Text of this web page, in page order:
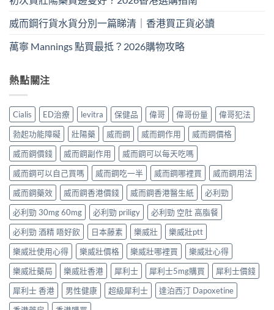
威而鋼行貨水貨分別一篇睇清｜香港買正貨必讀
萬寧 Mannings 點買最抵？2026購物攻略
熱點關注
Cialis ED治療 levitra 保健品 偉哥 偉哥份量
偉哥犯法
勃起功能障礙
壯陽藥 威而鋼 威而鋼作用
威而鋼價格
威而鋼價錢
威而鋼副作用
威而鋼可以每天吃嗎
威而鋼可以自己買嗎
威而鋼吃一半 威而鋼哪裡買
威而鋼用法
威而鋼藥效
威而鋼香港價錢 威而鋼香港醫生紙
必利勁
必利勁 30mg 60mg
必利勁 priligy
必利勁 空肚 高脂餐
必利勁 酒精 唔好飲
日本藤素 樂威壯
樂威壯ptt
樂威壯使用心得
樂威壯價格 樂威壯哪裡買
樂威壯心得
樂威壯藥局
樂威壯香港 犀利士 犀利士5mg購買
犀利士價錢
犀利士 香港
男性健康 超級犀利士
達泊西汀 Dapoxetine